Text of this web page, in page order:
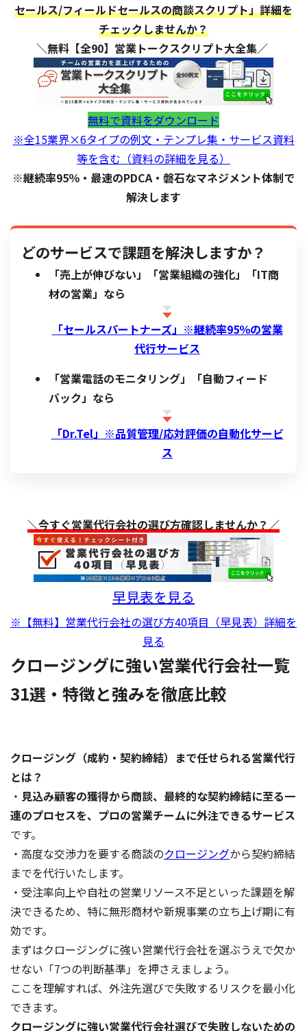
セールス/フィールドセールスの商談スクリプト」詳細を
チェックしませんか？
＼無料【全90】営業トークスクリプト大全集／
無料で資料をダウンロード
※全15業界×6タイプの例文・テンプレ集・サービス資料
等を含む（資料の詳細を見る）
※継続率95％・最速のPDCA・磐石なマネジメント体制で
解決します
どのサービスで課題を解決しますか？
「売上が伸びない」「営業組織の強化」「IT商
材の営業」なら
「セールスパートナーズ」※継続率95％の営業
代行サービス
「営業電話のモニタリング」「自動フィード
バック」なら
「Dr.Tel」※品質管理/応対評価の自動化サービ
ス
＼今すぐ営業代行会社の選び方確認しませんか？／
早見表を見る
※【無料】営業代行会社の選び方40項目（早見表）詳細を
見る
クロージングに強い営業代行会社一覧
31選・特徴と強みを徹底比較
クロージング（成約・契約締結）まで任せられる営業代行
とは？
・ 見込み顧客の獲得から商談、最終的な契約締結に至る一
連のプロセスを、プロの営業チームに外注できるサービス
です。
・高度な交渉力を要する商談のクロージングから契約締結
までを代行いたします。
・受注率向上や自社の営業リソース不足といった課題を解
決できるため、特に無形商材や新規事業の立ち上げ期に有
効です。
まずはクロージングに強い営業代行会社を選ぶうえで欠か
せない「7つの判断基準」を押さえましょう。
ここを理解すれば、外注先選びで失敗するリスクを最小化
できます。
クロージングに強い営業代行会社選びで失敗しないための